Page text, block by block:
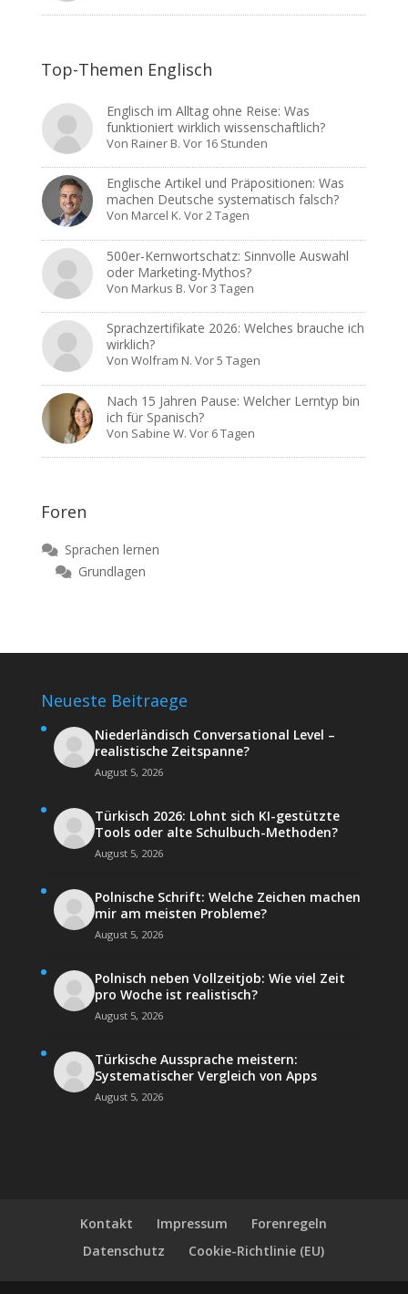
Top-Themen Englisch
Englisch im Alltag ohne Reise: Was
funktioniert wirklich wissenschaftlich?
Von Rainer B. Vor 16 Stunden
Englische Artikel und Präpositionen: Was
machen Deutsche systematisch falsch?
Von Marcel K. Vor 2 Tagen
500er-Kernwortschatz: Sinnvolle Auswahl
oder Marketing-Mythos?
Von Markus B. Vor 3 Tagen
Sprachzertifikate 2026: Welches brauche ich
wirklich?
VonWolfram N. Vor 5 Tagen
Nach 15 Jahren Pause: Welcher Lerntyp bin
ich für Spanisch?
Von Sabine W. Vor 6 Tagen
Foren
Sprachen lernen
Grundlagen
Neueste Beitraege
Niederländisch Conversational Level –
realistische Zeitspanne?
August 5, 2026
Türkisch 2026: Lohnt sich KI-gestützte
Tools oder alte Schulbuch-Methoden?
August 5, 2026
Polnische Schrift: Welche Zeichen machen
mir am meisten Probleme?
August 5, 2026
Polnisch neben Vollzeitjob: Wie viel Zeit
pro Woche ist realistisch?
August 5, 2026
Türkische Aussprache meistern:
Systematischer Vergleich von Apps
August 5, 2026
Kontakt Impressum
Forenregeln
Datenschutz
Cookie-Richtlinie (EU)